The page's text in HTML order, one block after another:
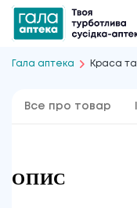
Гала аптека Краса та
Все про товар
ОПИС